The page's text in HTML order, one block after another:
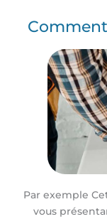
Par exemple
vous